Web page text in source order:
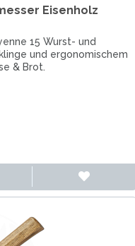
Eisenholz
15 Wurst- und
und ergonomischem
& Brot.